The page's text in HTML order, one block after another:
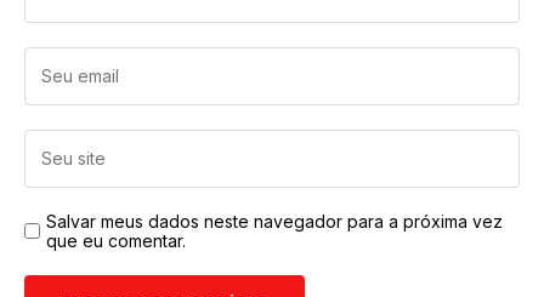
Salvar meus dados neste navegador para a próxima vez
que eu comentar.